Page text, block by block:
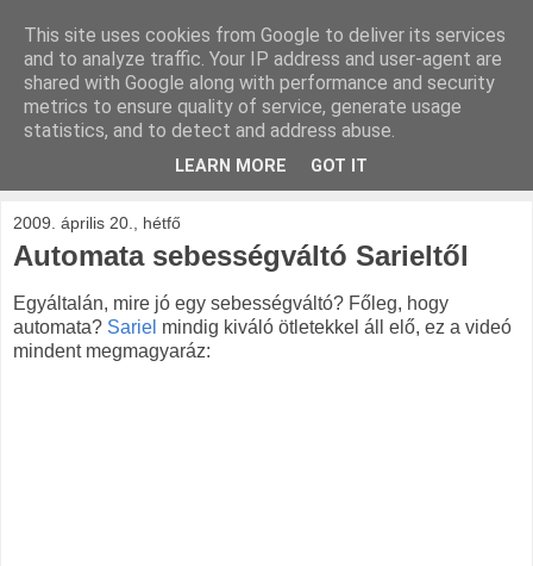
kockak.hu
Minden ami LEGO, repül és gurul.
2009. április 20., hétfő
Automata sebességváltó Sarieltől
Egyáltalán, mire jó egy sebességváltó? Főleg, hogy
automata? Sariel mindig kiváló ötletekkel áll elő, ez a videó
mindent megmagyaráz:
This site uses cookies from Google to deliver its services
and to analyze traffic. Your IP address and user-agent are
shared with Google along with performance and security
metrics to ensure quality of service, generate usage
statistics, and to detect and address abuse.
LEARN MORE GOT IT